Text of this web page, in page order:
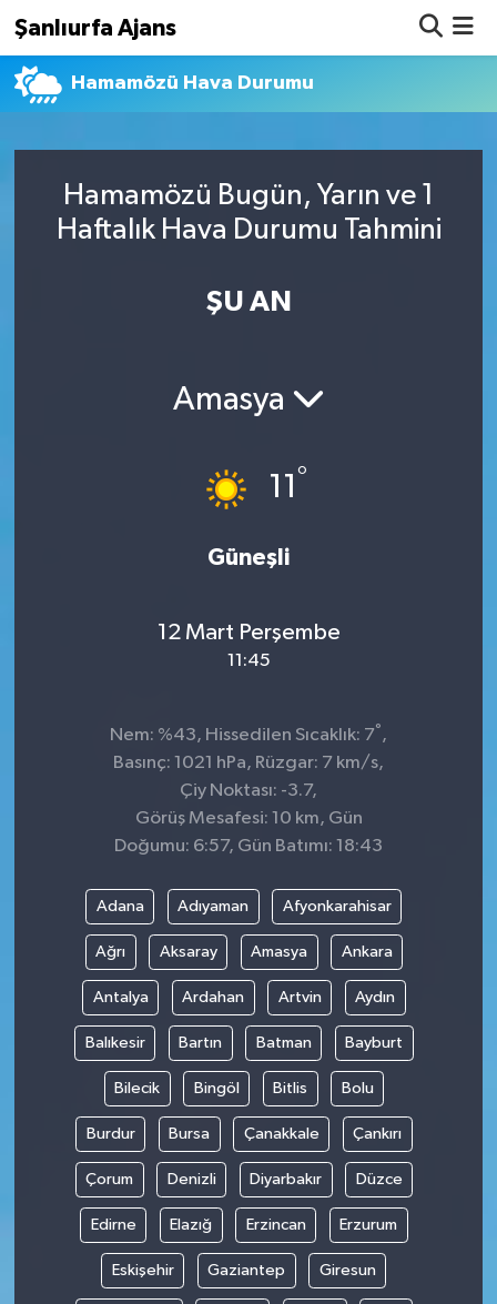
Şanlıurfa Ajans
Hamamözü Hava Durumu
Hamamözü Bugün, Yarın ve 1
Haftalık Hava Durumu Tahmini
ŞU AN
Amasya
11°
Güneşli
12 Mart Perşembe
11:45
Nem: %43, Hissedilen Sıcaklık: 7° ,
Basınç: 1021 hPa, Rüzgar: 7 km/s,
Çiy Noktası: -3.7,
Görüş Mesafesi: 10 km, Gün
Doğumu: 6:57, Gün Batımı: 18:43
Adana Adıyaman Afyonkarahisar
Ağrı Aksaray Amasya Ankara
Antalya Ardahan Artvin Aydın
Balıkesir Bartın Batman Bayburt
Bilecik Bingöl Bitlis Bolu
Burdur Bursa Çanakkale Çankırı
Çorum Denizli Diyarbakır Düzce
Edirne Elazığ Erzincan Erzurum
Eskişehir Gaziantep Giresun
Nöbetçi Eczaneler
Namaz Vakitleri
Süper Lig Puan Durumu ve Fikstür